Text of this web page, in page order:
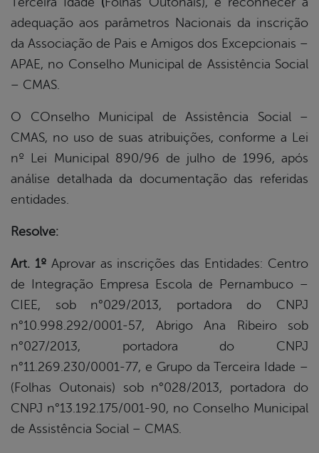
adequação aos parâmetros Nacionais da inscrição
da Associação de Pais e Amigos dos Excepcionais –
APAE, no Conselho Municipal de Assistência Social
– CMAS.
O COnselho Municipal de Assistência Social –
CMAS, no uso de suas atribuições, conforme a Lei
nº Lei Municipal 890/96 de julho de 1996, após
análise detalhada da documentação das referidas
entidades.
Resolve:
Art. 1ºAprovar as inscrições das Entidades: Centro
de Integração Empresa Escola de Pernambuco –
CIEE, sob n°029/2013, portadora do CNPJ
n°10.998.292/0001-57, Abrigo Ana Ribeiro sob
n°027/2013, portadora do CNPJ
n°11.269.230/0001-77, e Grupo da Terceira Idade –
(Folhas Outonais) sob n°028/2013, portadora do
CNPJ n°13.192.175/001-90, no Conselho Municipal
de Assistência Social – CMAS.